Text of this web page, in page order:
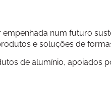
num futuro
e soluções de
de alumínio, apoiados